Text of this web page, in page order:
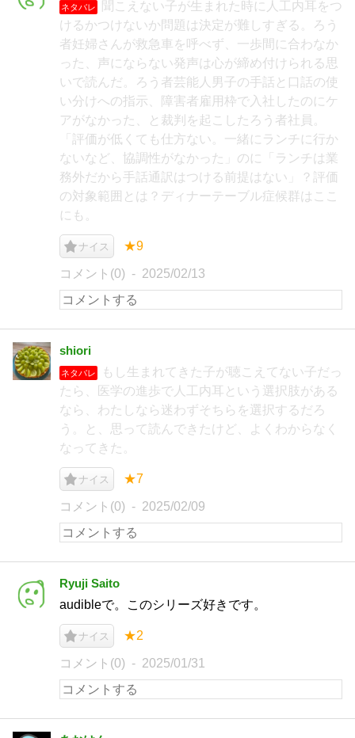
ネタバレ
聞こえない子が生まれた時に人工内耳をつ
けるかつけないか問題は決定が難しすぎる。ろう
者妊婦さんが救急車を呼べず、一歩間に合わなか
った、声にならない発声は心が締め付けられる思
いで読んだ。ろう者芸能人男子の手話と口話の使
い分けへの指示、障害者雇用枠で入社したのにケ
アがなかった、と裁判を起こしたろう者社員。
「評価が低くても仕方ない。一緒にランチに行か
ないなど、協調性がなかった」のに「ランチは業
務外だから手話通訳はつける前提はない」？評価
の対象範囲とは？ディナーテーブル症候群はここ
にも。
ナイス ★9
コメント(0) 2025/02/13
shiori
ネタバレ
もし生まれてきた子が聴こえてない子だっ
たら、医学の進歩で人工内耳という選択肢がある
なら、わたしなら迷わずそちらを選択するだろ
う。と、思って読んできたけど、よくわからなく
なってきた。
ナイス ★7
コメント(0) 2025/02/09
Ryuji Saito
audibleで。このシリーズ好きです。
ナイス ★2
コメント(0) 2025/01/31